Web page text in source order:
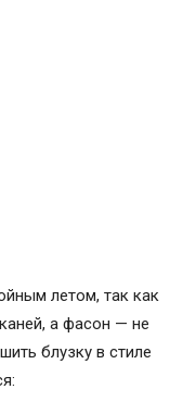
летом, так как
а фасон — не
блузку в стиле